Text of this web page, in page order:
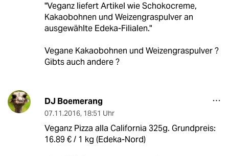
"Veganz liefert Artikel wie Schokocreme,
Kakaobohnen und Weizengraspulver an
ausgewählte Edeka-Filialen."
Vegane Kakaobohnen und Weizengraspulver ?
Gibts auch andere ?
DJ Boemerang
07.11.2016, 18:51 Uhr
Veganz Pizza alla California 325g. Grundpreis:
16.89 € / 1 kg (Edeka-Nord)